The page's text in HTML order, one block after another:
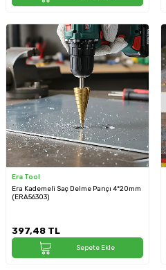
Era Tool
Era Kademeli Saç Delme Pançı 4*20mm
(ERA56303)
397,48 TL
Sepete Ekle